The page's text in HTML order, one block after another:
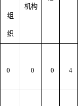
组
织
机构
0 0 0 4